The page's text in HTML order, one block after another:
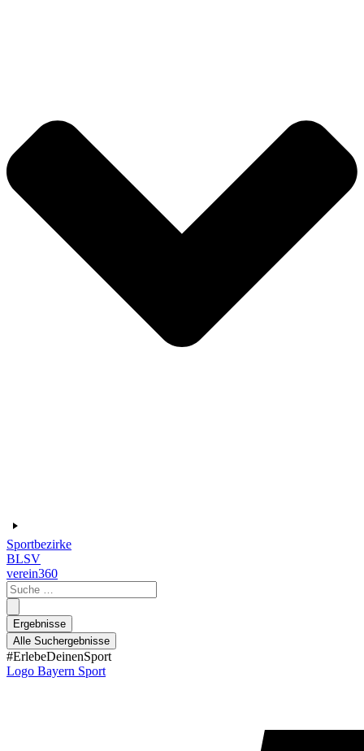
Sportbezirke
BLSV
verein360
Search
...
Ergebnisse
Alle Suchergebnisse
#ErlebeDeinenSport
Logo Bayern Sport